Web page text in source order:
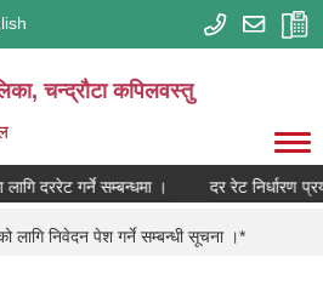
चन्द्राैटा कपिलवस्तु
दररेट गर्ने सम्बन्धमा । दर रेट निर्धारण
लागि निवेदन पेश गर्ने सम्बन्धी सूचना ।*